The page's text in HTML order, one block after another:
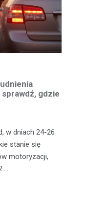
gdzie
w dniach 24-26
stanie się
motoryzacji,